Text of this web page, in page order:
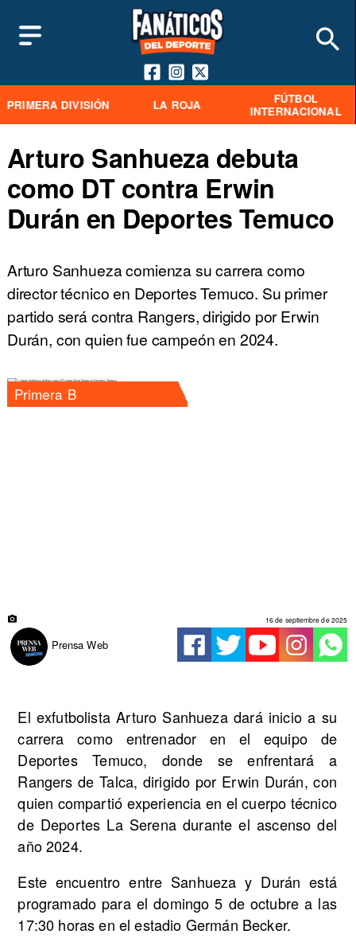
PRIMERA DIVISIÓN LA ROJA
FÚTBOL
INTERNACIONAL
Arturo Sanhueza debuta
como DT contra Erwin
Durán en Deportes Temuco
Arturo Sanhueza comienza su carrera como
director técnico en Deportes Temuco. Su primer
partido será contra Rangers, dirigido por Erwin
Durán, con quien fue campeón en 2024.
Primera B
Prensa Web
16 de septiembre de 2025
El exfutbolista Arturo Sanhueza dará inicio a su
carrera como entrenador en el equipo de
Deportes Temuco, donde se enfrentará a
Rangers de Talca, dirigido por Erwin Durán, con
quien compartió experiencia en el cuerpo técnico
de Deportes La Serena durante el ascenso del
año 2024.
Este encuentro entre Sanhueza y Durán está
programado para el domingo 5 de octubre a las
17:30 horas en el estadio Germán Becker.